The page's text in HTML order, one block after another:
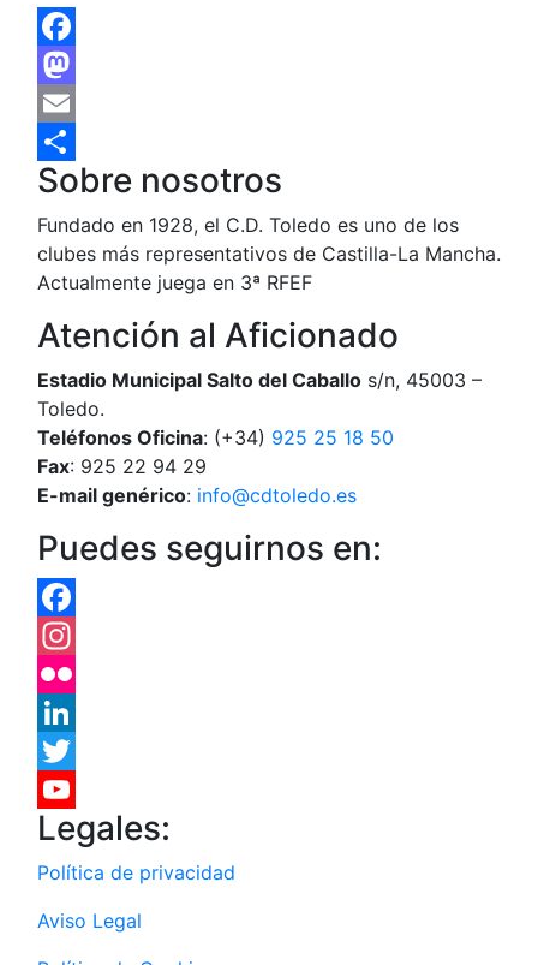
Facebook
Mastodon
Email
Compartir
Sobre nosotros
Fundado en 1928, el C.D. Toledo es uno de los
clubes más representativos de Castilla-La Mancha.
Actualmente juega en 3ª RFEF
Atención al Aficionado
Estadio Municipal Salto del Caballo s/n, 45003 –
Toledo.
Teléfonos Oficina: (+34) 925 25 18 50
Fax: 925 22 94 29
E-mail genérico: info@cdtoledo.es
Puedes seguirnos en:
Facebook
Instagram
Flickr
LinkedIn
Twitter
YouTube
Legales:
Política de privacidad
Aviso Legal